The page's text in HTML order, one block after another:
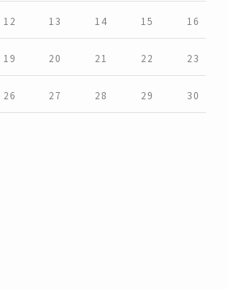
12 13 14 15 16
19 20 21 22 23
26 27 28 29 30